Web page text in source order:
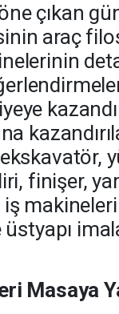
çıkan
araç
finişer,
Masaya